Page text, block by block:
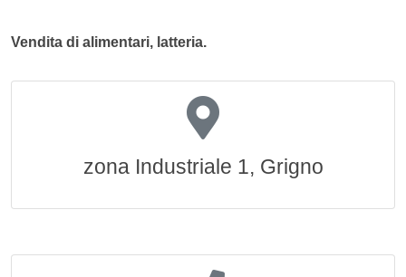
Vendita di alimentari, latteria.
zona Industriale 1, Grigno